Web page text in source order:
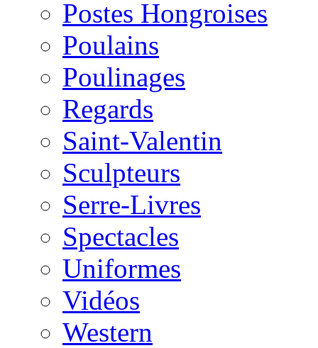
Postes Hongroises
Poulains
Poulinages
Regards
Saint-Valentin
Sculpteurs
Serre-Livres
Spectacles
Uniformes
Vidéos
Western